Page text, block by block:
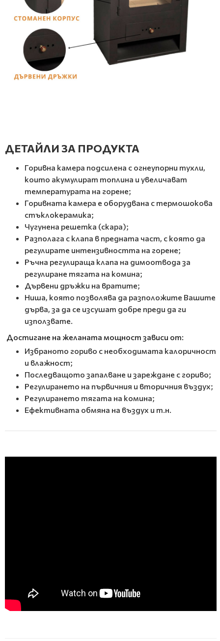
ДЕТАЙЛИ ЗА ПРОДУКТА
Горивна камера подсилена с огнеупорни тухли,
които акумулират топлина и увеличават
температурата на горене;
Горивната камера е оборудвана с термошокова
стъклокерамика;
Чугунена решетка (скара);
Разполага с клапа в предната част, с която да
регулирате интензивността на горене;
Ръчна регулираща клапа на димоотвода за
регулиране тягата на комина;
Дървени дръжки на вратите;
Ниша, която позволява да разположите Вашите
дърва, за да се изсушат добре преди да ги
използвате.
Достигане на желаната мощност зависи от:
Избраното гориво с необходимата калоричност
и влажност;
Последващото запалване и зареждане с гориво;
Регулирането на първичния и вторичния въздух;
Регулирането тягата на комина;
Ефективната обмяна на въздух и т.н.